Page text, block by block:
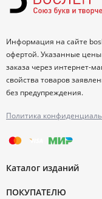
Информация на сайте
офертой. Указанные
заказа через интернет-
свойства товаров
без предупреждения.
Политика
Каталог изданий
ПОКУПАТЕЛЮ